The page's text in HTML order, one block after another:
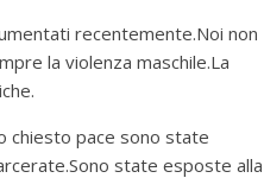
recentemente.Noi non
la violenza maschile.La
chiesto pace sono state
state esposte alla